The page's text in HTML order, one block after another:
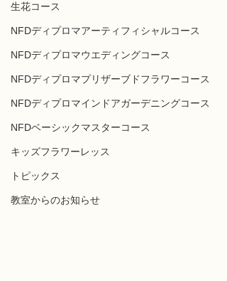
生花コース
NFDディプロマアーティフィシャルコース
NFDディプロマウエディングコース
NFDディプロマプリザーブドフラワーコース
NFDディプロマインドアガーデニングコース
NFDベーシックマスターコース
キッズフラワーレッス
トピックス
教室からのお知らせ